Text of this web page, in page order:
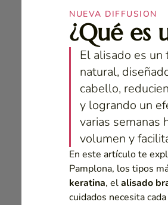
NUEVA DIFFUSION
¿Qué es
El alisado es un
natural,
cabello,
y logrando un
varias semanas
volumen y
En este artículo te
Pamplona, los tipos
keratina, elalisado
cuidados necesita